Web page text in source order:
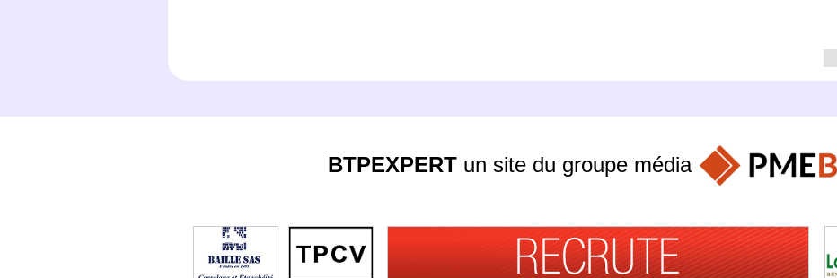
BTPEXPERTun site du groupe média